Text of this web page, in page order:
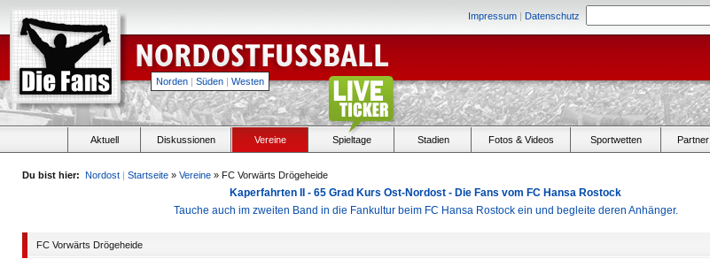
Impressum | Datenschutz
Norden | Süden | Westen
Aktuell Diskussionen Vereine Spieltage Stadien Fotos & Videos Sportwetten Partner
Du bist hier: Nordost | Startseite » Vereine » FC Vorwärts Drögeheide
Kaperfahrten II - 65 Grad Kurs Ost-Nordost - Die Fans vom FC Hansa Rostock
Tauche auch im zweiten Band in die Fankultur beim FC Hansa Rostock ein und begleite deren Anhänger.
FC Vorwärts Drögeheide